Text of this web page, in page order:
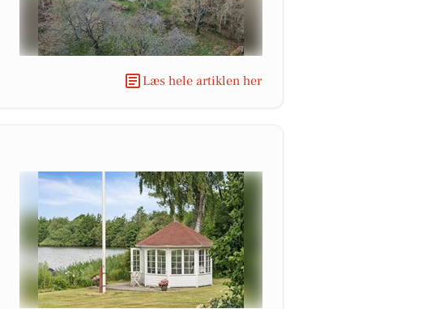
Læs hele artiklen her